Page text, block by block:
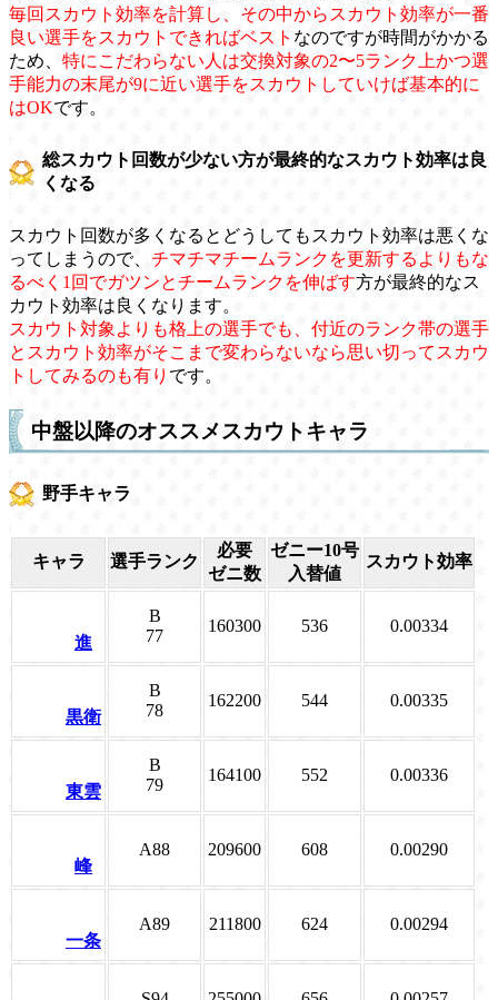
毎回スカウト効率を計算し、その中からスカウト効率が一番
良い選手をスカウトできればベスト なのですが時間がかかる
ため、 特にこだわらない人は交換対象の2〜5ランク上かつ選
手能力の末尾が9に近い選手をスカウトしていけば基本的に
はOKです。
総スカウト回数が少ない方が最終的なスカウト効率は良
くなる
スカウト回数が多くなるとどうしてもスカウト効率は悪くな
ってしまうので、 チマチマチームランクを更新するよりもな
るべく1回でガツンとチームランクを伸ばす方が最終的なス
カウト効率は良くなります。
スカウト対象よりも格上の選手でも、付近のランク帯の選手
とスカウト効率がそこまで変わらないなら思い切ってスカウ
トしてみるのも有り です。
中盤以降のオススメスカウトキャラ
野手キャラ
キャラ 選手ランク
必要
ゼニ数
ゼニー10号
入替値
スカウト効率
進
B
77
160300 536 0.00334
黒衛
B
78
162200 544 0.00335
東雲
B
79
164100 552 0.00336
峰
A88 209600 608 0.00290
一条
A89 211800 624 0.00294